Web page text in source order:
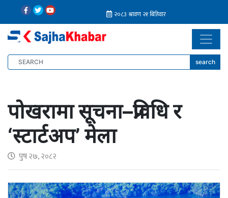
search
पोखरामा सूचना–प्रविधि र
‘स्टार्टअप’ मेला
पुष २७, २०८२